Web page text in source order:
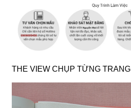
THE VIEW CHỤP TỪNG TRANG